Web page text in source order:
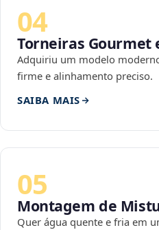
04
Torneiras Gourmet
Adquiriu um modelo
firme e alinhamento preciso.
SAIBA MAIS
05
Montagem de
Quer água quente e fria em